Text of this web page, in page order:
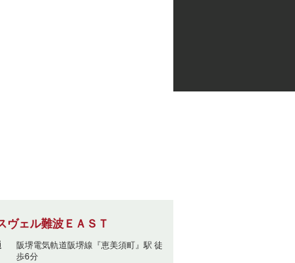
ヴェル難波ＥＡＳＴ
阪堺電気軌道阪堺線『恵美須町』駅 徒
歩6分